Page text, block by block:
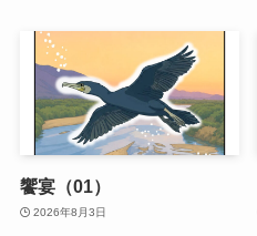
饗宴（01）
2026年8月3日